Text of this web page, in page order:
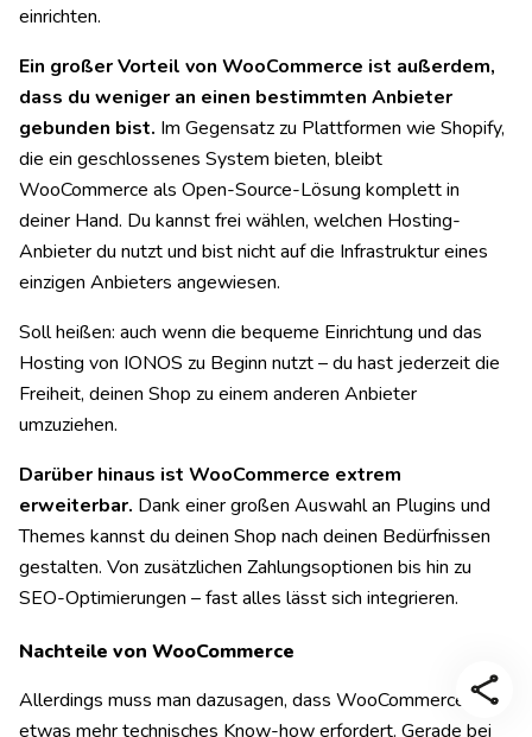
einrichten.
Ein großer Vorteil von WooCommerce ist außerdem,
dass du weniger an einen bestimmten Anbieter
gebunden bist. Im Gegensatz zu Plattformen wie Shopify,
die ein geschlossenes System bieten, bleibt
WooCommerce als Open-Source-Lösung komplett in
deiner Hand. Du kannst frei wählen, welchen Hosting-
Anbieter du nutzt und bist nicht auf die Infrastruktur eines
einzigen Anbieters angewiesen.
Soll heißen: auch wenn die bequeme Einrichtung und das
Hosting von IONOS zu Beginn nutzt – du hast jederzeit die
Freiheit, deinen Shop zu einem anderen Anbieter
umzuziehen.
Darüber hinaus ist WooCommerce extrem
erweiterbar. Dank einer großen Auswahl an Plugins und
Themes kannst du deinen Shop nach deinen Bedürfnissen
gestalten. Von zusätzlichen Zahlungsoptionen bis hin zu
SEO-Optimierungen – fast alles lässt sich integrieren.
Nachteile von WooCommerce
Allerdings muss man dazusagen, dass WooCommerce
etwas mehr technisches Know-how erfordert. Gerade bei